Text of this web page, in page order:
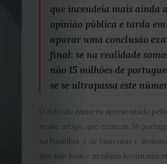
que incendeia mais ainda
opinião pública e tarda em
apurar uma conclusão
final: se na realidade
não 15 milhões de
se se ultrapassa este
O ridículo número apresentado
nesse artigo, que existem 36
na Namíbia, é de lamentar e
que não houve nenhum